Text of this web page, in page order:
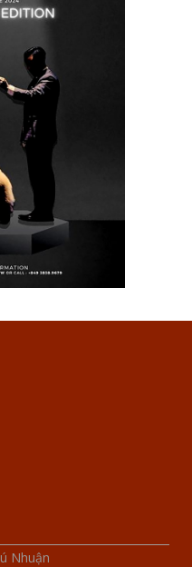
Nhuận